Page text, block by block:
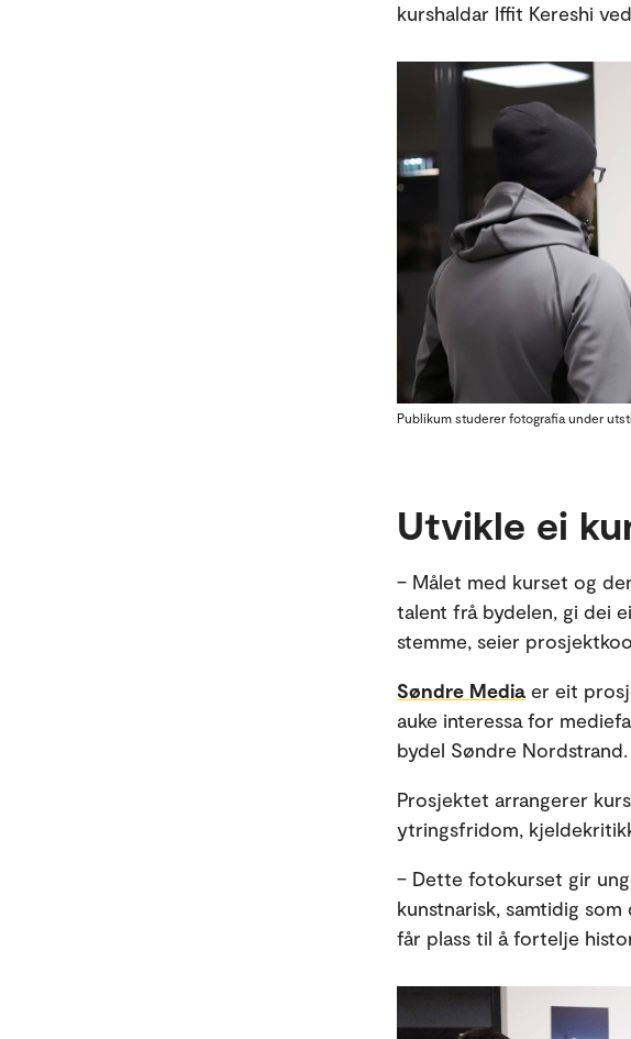
kurshaldar Iffit Kereshi
Publikum studerer fotografia under
Utvikle ei
– Målet med kurset og
talent frå bydelen, gi dei
stemme, seier
Søndre Media er eit
auke interessa for
bydel Søndre Nordstrand.
Prosjektet arrangerer
ytringsfridom,
– Dette fotokurset gir
kunstnarisk, samtidig
får plass til å fortelje